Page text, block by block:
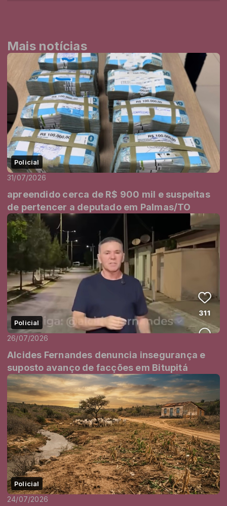
Mais notícias
Policial
31/07/2026
apreendido cerca de R$ 900 mil e suspeitas
de pertencer a deputado em Palmas/TO
Policial
26/07/2026
Alcides Fernandes denuncia insegurança e
suposto avanço de facções em Bitupitá
Policial
24/07/2026